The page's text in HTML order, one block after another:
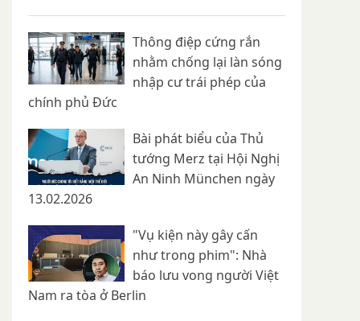
Thông điệp cứng rắn
nhằm chống lại làn sóng
nhập cư trái phép của
chính phủ Đức
Bài phát biểu của Thủ
tướng Merz tại Hội Nghị
An Ninh München ngày
13.02.2026
"Vụ kiện này gây cấn
như trong phim": Nhà
báo lưu vong người Việt
Nam ra tòa ở Berlin